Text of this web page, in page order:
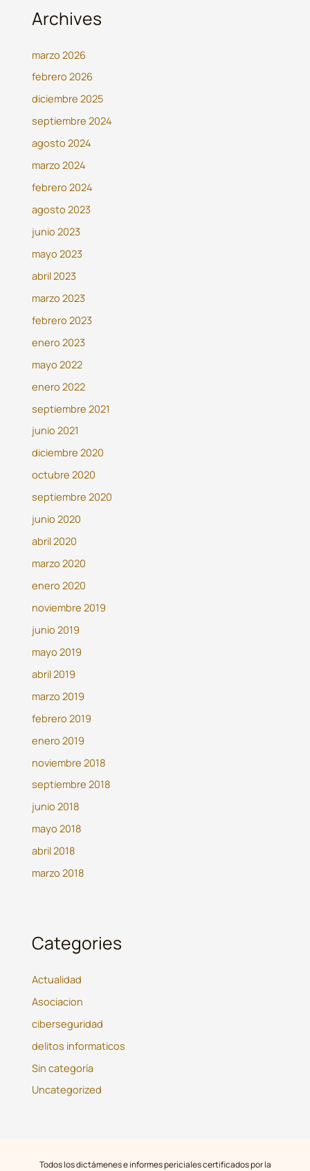
Archives
marzo 2026
febrero 2026
diciembre 2025
septiembre 2024
agosto 2024
marzo 2024
febrero 2024
agosto 2023
junio 2023
mayo 2023
abril 2023
marzo 2023
febrero 2023
enero 2023
mayo 2022
enero 2022
septiembre 2021
junio 2021
diciembre 2020
octubre 2020
septiembre 2020
junio 2020
abril 2020
marzo 2020
enero 2020
noviembre 2019
junio 2019
mayo 2019
abril 2019
marzo 2019
febrero 2019
enero 2019
noviembre 2018
septiembre 2018
junio 2018
mayo 2018
abril 2018
marzo 2018
Categories
Actualidad
Asociacion
ciberseguridad
delitos informaticos
Sin categoría
Uncategorized
Todos los dictámenes e informes periciales certificados por la